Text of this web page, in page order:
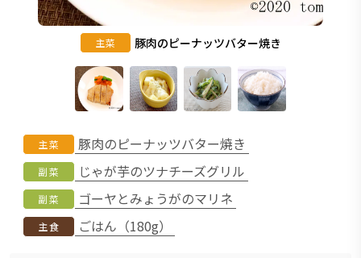
主菜 豚肉のピーナッツバター焼き
主菜 豚肉のピーナッツバター焼き
副菜 じゃが芋のツナチーズグリル
副菜 ゴーヤとみょうがのマリネ
主食 ごはん（180g）